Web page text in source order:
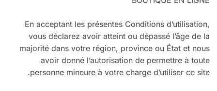
En acceptant les présentes Conditions d’utilisation,
vous déclarez avoir atteint ou dépassé l’âge de la
majorité dans votre région, province ou État et nous
avoir donné l’autorisation de permettre à toute
personne mineure à votre charge d’utiliser ce site.